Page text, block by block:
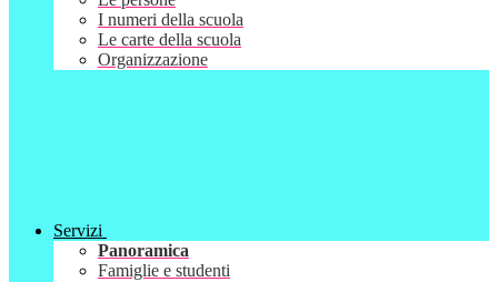
I numeri della scuola
Le carte della scuola
Organizzazione
Servizi
Panoramica
Famiglie e studenti